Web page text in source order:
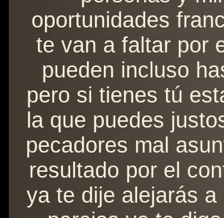
oportunidades
te van a faltar por
pueden incluso
pero si tienes tú
la que puedes
pecadores mal
resultado por el
ya te dije alejarás a